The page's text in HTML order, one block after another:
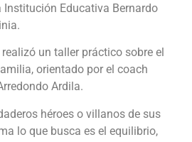
Institución Educativa Bernardo
un taller práctico sobre el
orientado por el coach
Ardila.
héroes o villanos de sus
lo que busca es el equilibrio,